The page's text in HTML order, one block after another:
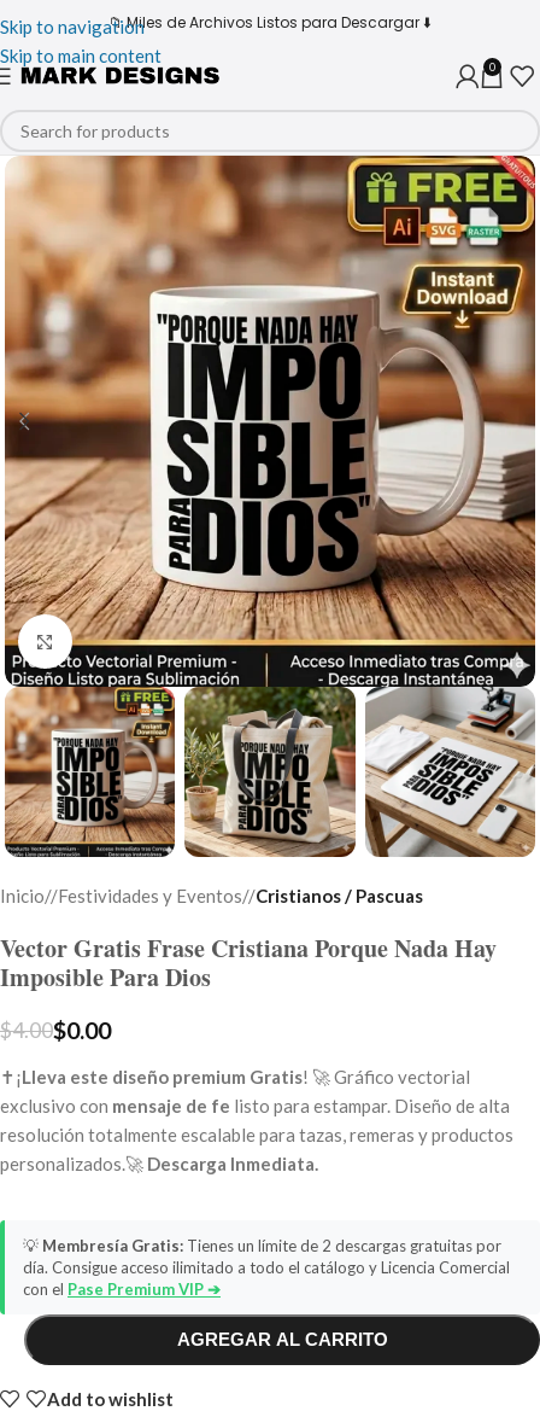
Skip to navigation
Skip to main content
📁 Miles de Archivos Listos para Descargar ⬇️
0
Click to enlarge
Inicio/ Festividades y Eventos/ Cristianos / Pascuas
Vector Gratis Frase Cristiana Porque Nada Hay
Imposible Para Dios
$4.00$0.00
✝️¡Lleva este diseño premium Gratis! 🚀 Gráfico vectorial
exclusivo con mensaje de fe listo para estampar. Diseño de alta
resolución totalmente escalable para tazas, remeras y productos
personalizados.🚀 Descarga Inmediata.
AGREGAR AL CARRITO
💡 Membresía Gratis: Tienes un límite de 2 descargas gratuitas por
día. Consigue acceso ilimitado a todo el catálogo y Licencia Comercial
con el Pase Premium VIP ➔
Add to wishlist